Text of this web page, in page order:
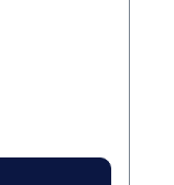
wie z.B.
Asiga MAX™